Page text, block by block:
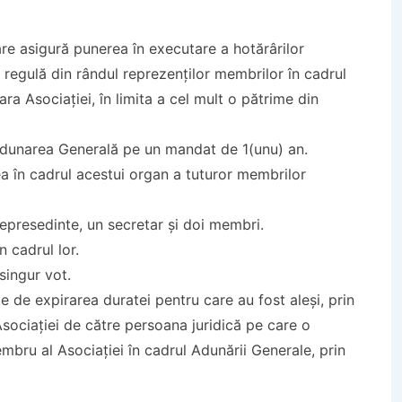
asigură punerea în executare a hotărârilor
din rândul reprezenţilor membrilor în cadrul
Asociaţiei, în limita a cel mult o pătrime din
Generală pe un mandat de 1(unu) an.
în cadrul acestui organ a tuturor membrilor
un secretar şi doi membri.
cadrul lor.
vot.
de expirarea duratei pentru care au fost aleşi, prin
de către persoana juridică pe care o
al Asociaţiei în cadrul Adunării Generale, prin